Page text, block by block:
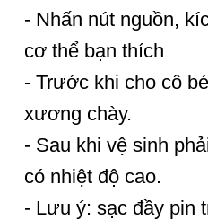
- Nhấn nút nguồn,
cơ thể bạn thích
- Trước khi cho cô
xương chày.
- Sau khi vệ sinh
có nhiệt độ cao.
- Lưu ý: sạc đầy pin